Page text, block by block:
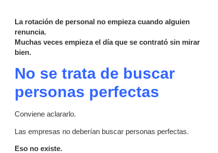
La rotación de personal no empieza cuando alguien
renuncia.
Muchas veces empieza el día que se contrató sin mirar
bien.
No se trata de buscar
personas perfectas
Conviene aclararlo.
Las empresas no deberían buscar personas perfectas.
Eso no existe.